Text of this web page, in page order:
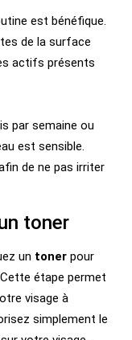
est bénéfique.
de la surface
actifs présents
par semaine ou
est sensible.
de ne pas irriter
toner
un toner pour
Cette étape permet
visage à
simplement le